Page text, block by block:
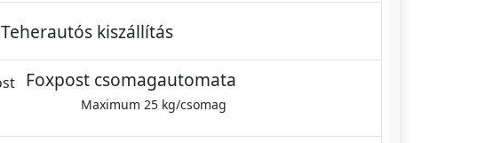
Teherautós kiszállítás
Foxpost csomagautomata
Maximum 25 kg/csomag